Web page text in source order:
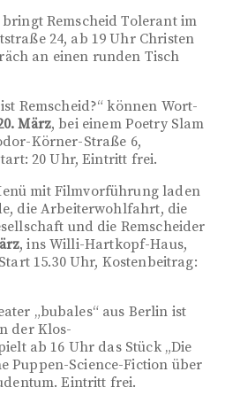
bringt Remscheid Tolerant im
24, ab 19 Uhr Christen
an einen runden Tisch
Remscheid?“ können Wort­
März, bei einem Poetry Slam
Körner-Straße 6,
20 Uhr, Eintritt frei.
mit Filmvorführung laden
die Arbeiterwohlfahrt, die
und die Remscheider
, ins Willi-Hartkopf-Haus,
15.30 Uhr, Kostenbeitrag:
„bubales“ aus Berlin ist
der Klos­­-
ab 16 Uhr das Stück „Die
Puppen-Science-Fiction über
Eintritt frei.